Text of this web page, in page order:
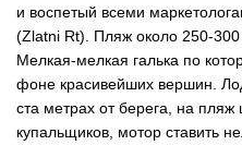
и воспетый всеми
(Zlatni Rt). Пляж около 250-
Мелкая-мелкая галька по
фоне красивейших вершин.
ста метрах от берега, на
купальщиков, мотор ставить